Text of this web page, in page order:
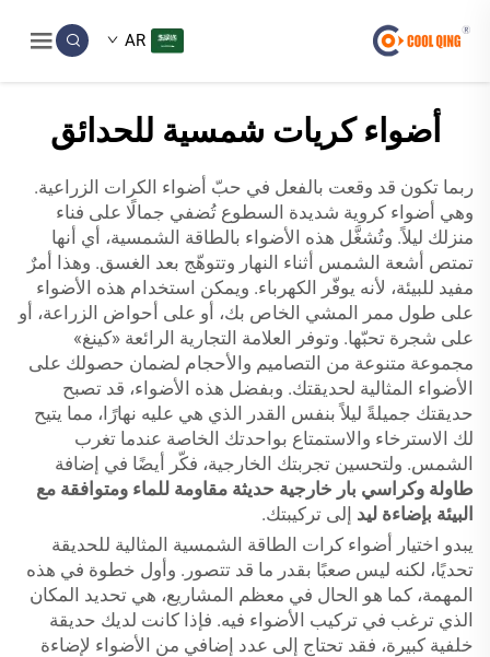
AR
أضواء كريات شمسية للحدائق
ربما تكون قد وقعت بالفعل في حبّ أضواء الكرات الزراعية.
وهي أضواء كروية شديدة السطوع تُضفي جمالًا على فناء
منزلك ليلاً. وتُشغَّل هذه الأضواء بالطاقة الشمسية، أي أنها
تمتص أشعة الشمس أثناء النهار وتتوهّج بعد الغسق. وهذا أمرٌ
مفيد للبيئة، لأنه يوفّر الكهرباء. ويمكن استخدام هذه الأضواء
على طول ممر المشي الخاص بك، أو على أحواض الزراعة، أو
على شجرة تحبّها. وتوفر العلامة التجارية الرائعة «كينغ»
مجموعة متنوعة من التصاميم والأحجام لضمان حصولك على
الأضواء المثالية لحديقتك. وبفضل هذه الأضواء، قد تصبح
حديقتك جميلةً ليلاً بنفس القدر الذي هي عليه نهارًا، مما يتيح
لك الاسترخاء والاستمتاع بواحدتك الخاصة عندما تغرب
الشمس. ولتحسين تجربتك الخارجية، فكّر أيضًا في إضافة
طاولة وكراسي بار خارجية حديثة مقاومة للماء ومتوافقة مع
البيئة بإضاءة ليد إلى تركيبتك.
يبدو اختيار أضواء كرات الطاقة الشمسية المثالية للحديقة
تحديًا، لكنه ليس صعبًا بقدر ما قد تتصور. وأول خطوة في هذه
المهمة، كما هو الحال في معظم المشاريع، هي تحديد المكان
الذي ترغب في تركيب الأضواء فيه. فإذا كانت لديك حديقة
خلفية كبيرة، فقد تحتاج إلى عدد إضافي من الأضواء لإضاءة